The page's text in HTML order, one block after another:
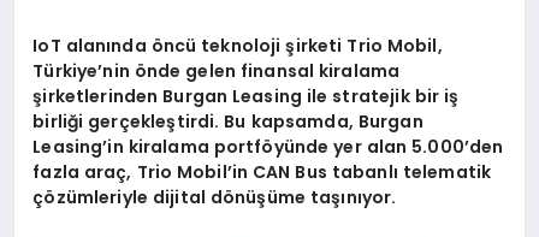
IoT alanında öncü teknoloji şirketi Trio Mobil,
Türkiye’nin önde gelen finansal kiralama
şirketlerinden Burgan Leasing ile stratejik bir iş
birliği gerçekleştirdi. Bu kapsamda, Burgan
Leasing’in kiralama portföyünde yer alan 5.000’den
fazla araç, Trio Mobil’in CAN Bus tabanlı telematik
çözümleriyle dijital dönüşüme taşınıyor.